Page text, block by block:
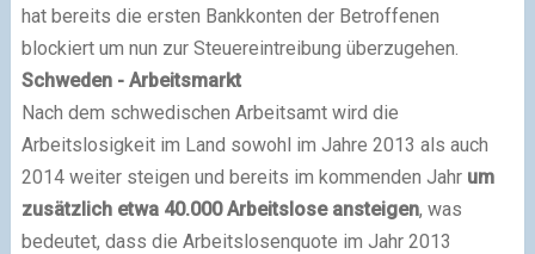
hat bereits die ersten Bankkonten der Betroffenen
blockiert um nun zur Steuereintreibung überzugehen.
Schweden - Arbeitsmarkt
Nach dem schwedischen Arbeitsamt wird die
Arbeitslosigkeit im Land sowohl im Jahre 2013 als auch
2014 weiter steigen und bereits im kommenden Jahr um
zusätzlich etwa 40.000 Arbeitslose ansteigen, was
bedeutet, dass die Arbeitslosenquote im Jahr 2013